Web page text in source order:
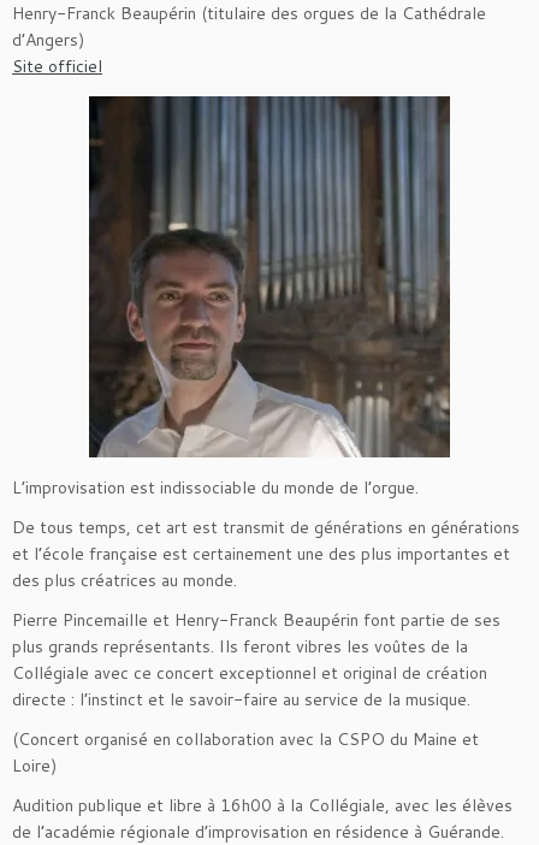
Henry-Franck Beaupérin (titulaire des orgues de la Cathédrale
d’Angers)
Site officiel
L’improvisation est indissociable du monde de l’orgue.
De tous temps, cet art est transmit de générations en générations
et l’école française est certainement une des plus importantes et
des plus créatrices au monde.
Pierre Pincemaille et Henry-Franck Beaupérin font partie de ses
plus grands représentants. Ils feront vibres les voûtes de la
Collégiale avec ce concert exceptionnel et original de création
directe : l’instinct et le savoir-faire au service de la musique.
(Concert organisé en collaboration avec la CSPO du Maine et
Loire)
Audition publique et libre à 16h00 à la Collégiale, avec les élèves
de l’académie régionale d’improvisation en résidence à Guérande.